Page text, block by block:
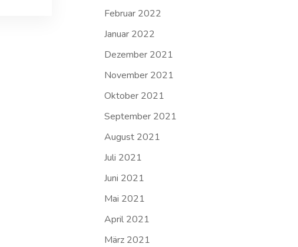
Februar 2022
Januar 2022
Dezember 2021
November 2021
Oktober 2021
September 2021
August 2021
Juli 2021
Juni 2021
Mai 2021
April 2021
März 2021